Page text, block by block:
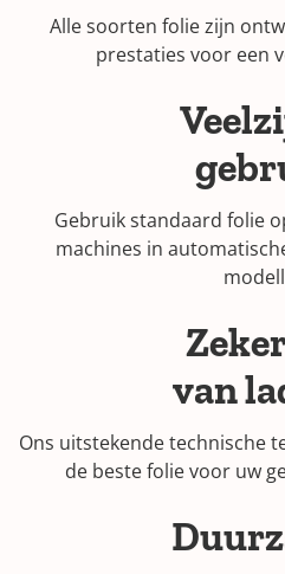
Alle soorten folie zijn
prestaties voor een
Gebruik standaard folie
machines in
van
Ons uitstekende technische
de beste folie voor uw